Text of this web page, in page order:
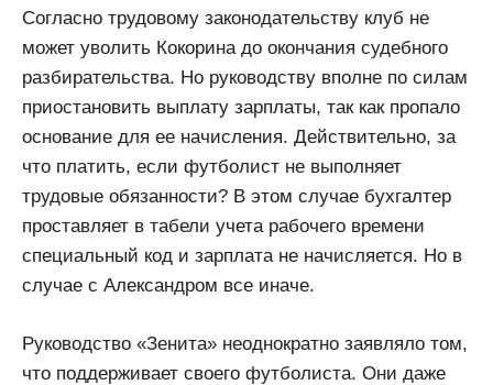
Согласно трудовому законодательству клуб не
может уволить Кокорина до окончания судебного
разбирательства. Но руководству вполне по силам
приостановить выплату зарплаты, так как пропало
основание для ее начисления. Действительно, за
что платить, если футболист не выполняет
трудовые обязанности? В этом случае бухгалтер
проставляет в табели учета рабочего времени
специальный код и зарплата не начисляется. Но в
случае с Александром все иначе.
Руководство «Зенита» неоднократно заявляло том,
что поддерживает своего футболиста. Они даже